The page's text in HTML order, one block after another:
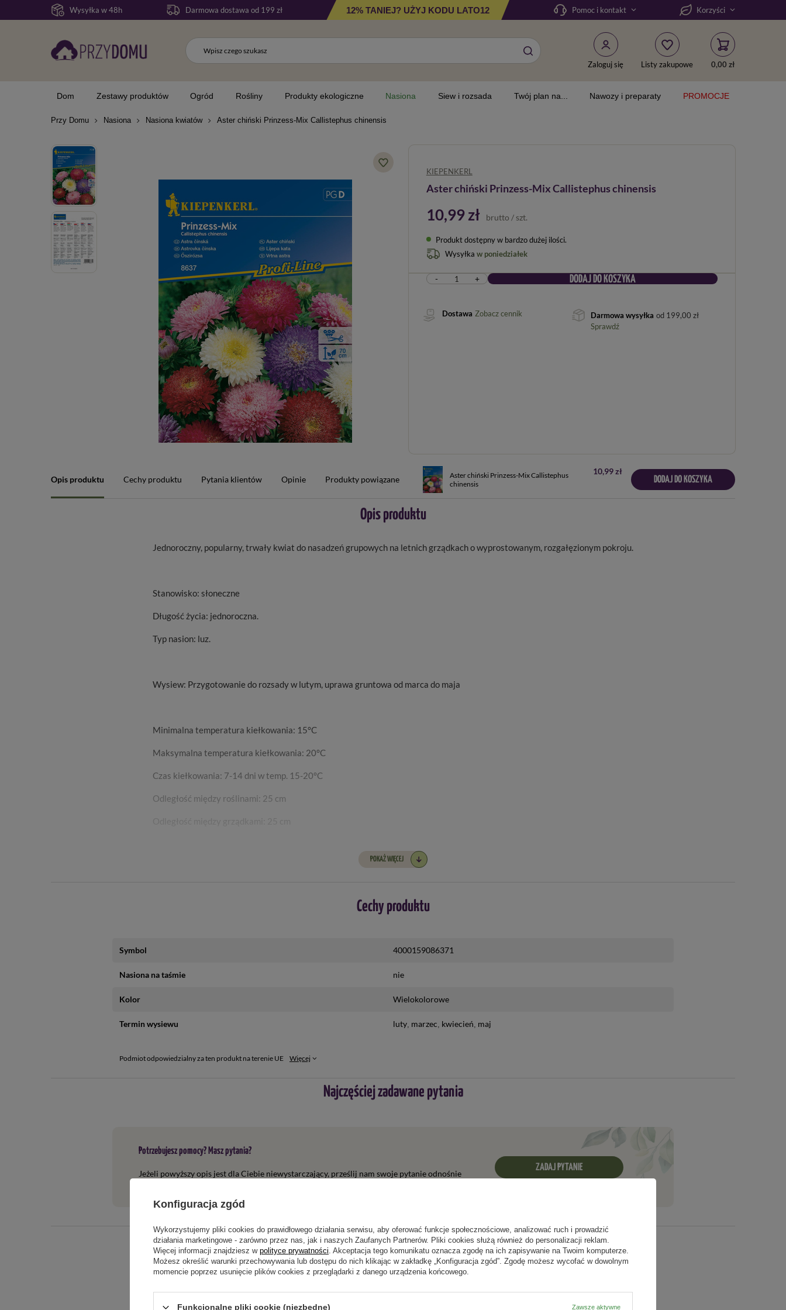
Wysyłka w 48h Darmowa dostawa od 199 zł 12% TANIEJ? UŻYJ KODU LATO12 Pomoc i kontakt Korzyści
Zaloguj się Listy zakupowe 0,00 zł
Dom Zestawy produktów Ogród Rośliny Produkty ekologiczne Nasiona Siew i rozsada Twój plan na... Nawozy i preparaty PROMOCJE
Przy Domu Nasiona Nasiona kwiatów Aster chiński Prinzess-Mix Callistephus chinensis
KIEPENKERL
Aster chiński Prinzess-Mix Callistephus chinensis
10,99 zł brutto / szt.
Produkt dostępny w bardzo dużej ilości
Wysyłka w poniedziałek
- + DODAJ DO KOSZYKA
Dostawa Zobacz cennik Darmowa wysyłka od 199,00 zł
Sprawdź
Opis produktu Cechy produktu Pytania klientów Opinie Produkty powiązane
Aster chiński Prinzess-Mix Callistephus
chinensis
10,99 zł
DODAJ DO KOSZYKA
Opis produktu
Jednoroczny, popularny, trwały kwiat do nasadzeń grupowych na letnich grządkach o wyprostowanym, rozgałęzionym pokroju.
Stanowisko: słoneczne
Długość życia: jednoroczna.
Typ nasion: luz.
Wysiew: Przygotowanie do rozsady w lutym, uprawa gruntowa od marca do maja
Minimalna temperatura kiełkowania: 15°C
Maksymalna temperatura kiełkowania: 20°C
Czas kiełkowania: 7-14 dni w temp. 15-20°C
Odległość między roślinami: 25 cm
POKAŻ WIĘCEJ
Cechy produktu
Symbol 4000159086371
Nasiona na taśmie nie
Kolor Wielokolorowe
Termin wysiewu luty marzec kwiecień maj
Podmiot odpowiedzialny za ten produkt na terenie UE Więcej
Najczęściej zadawane pytania
Potrzebujesz pomocy? Masz pytania?
Jeżeli powyższy opis jest dla Ciebie niewystarczający, prześlij nam swoje pytanie odnośnie
ZADAJ PYTANIE
Napisz swoją opinię
Konfiguracja zgód
Wykorzystujemy pliki cookies do prawidłowego działania serwisu, aby oferować funkcje społecznościowe, analizować ruch i prowadzić
działania marketingowe - zarówno przez nas, jak i naszych Zaufanych Partnerów. Pliki cookies służą również do personalizacji reklam.
Więcej informacji znajdziesz w polityce prywatności. Akceptacja tego komunikatu oznacza zgodę na ich zapisywanie na Twoim komputerze.
Możesz określić warunki przechowywania lub dostępu do nich klikając w zakładkę „Konfiguracja zgód”. Zgodę możesz wycofać w dowolnym
momencie poprzez usunięcie plików cookies z przeglądarki z danego urządzenia końcowego.
Funkcjonalne pliki cookie (niezbędne) Zawsze aktywne